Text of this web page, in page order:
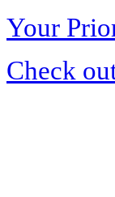
Your
Check